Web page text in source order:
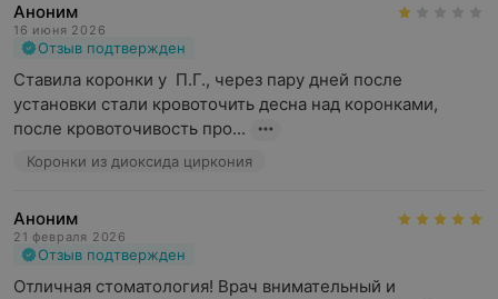
Аноним
16 июня 2026
Отзыв подтвержден
Ставила коронки у  П.Г., через пару дней после
установки стали кровоточить десна над коронками,
после кровоточивость про...
Коронки из диоксида циркония
Аноним
21 февраля 2026
Отзыв подтвержден
Отличная стоматология! Врач внимательный и